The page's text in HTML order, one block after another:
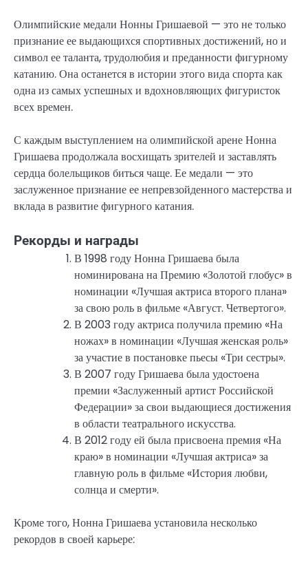
Олимпийские медали Нонны Гришаевой — это не только
признание ее выдающихся спортивных достижений, но и
символ ее таланта, трудолюбия и преданности фигурному
катанию. Она останется в истории этого вида спорта как
одна из самых успешных и вдохновляющих фигуристок
всех времен.
С каждым выступлением на олимпийской арене Нонна
Гришаева продолжала восхищать зрителей и заставлять
сердца болельщиков биться чаще. Ее медали — это
заслуженное признание ее непревзойденного мастерства и
вклада в развитие фигурного катания.
Рекорды и награды
В 1998 году Нонна Гришаева была
номинирована на Премию «Золотой глобус» в
номинации «Лучшая актриса второго плана»
за свою роль в фильме «Август. Четвертого».
В 2003 году актриса получила премию «На
ножах» в номинации «Лучшая женская роль»
за участие в постановке пьесы «Три сестры».
В 2007 году Гришаева была удостоена
премии «Заслуженный артист Российской
Федерации» за свои выдающиеся достижения
в области театрального искусства.
В 2012 году ей была присвоена премия «На
краю» в номинации «Лучшая актриса» за
главную роль в фильме «История любви,
солнца и смерти».
Кроме того, Нонна Гришаева установила несколько
рекордов в своей карьере: